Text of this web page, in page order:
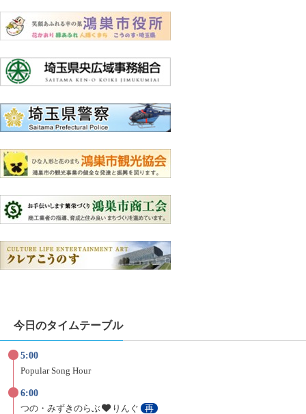
今日のタイムテーブル
5:00
Popular Song Hour
6:00
つの・みずきのらぶ
りんぐ 再